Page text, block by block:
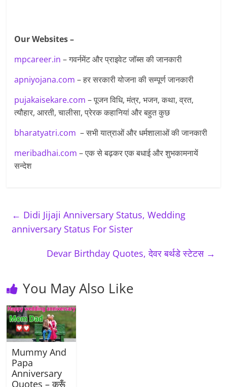
Our Websites –
mpcareer.in – गवर्नमेंट और प्राइवेट जॉब्‍स की जानकारी
apniyojana.com – हर सरकारी योजना की सम्पूर्ण जानकारी
pujakaisekare.com – पूजन विधि, मंत्र, भजन, कथा, व्रत,
त्यौहार, आरती, चालीसा, प्रेरक कहानियां और बहुत कुछ
bharatyatri.com – सभी यात्राओं और धर्मशालाओं की जानकारी
meribadhai.com – एक से बढ़कर एक बधाई और शुभकामनायें
सन्देश
← Didi Jijaji Anniversary Status, Wedding
anniversary Status For Sister
Devar Birthday Quotes, देवर बर्थडे स्टेटस →
You May Also Like
Mummy And
Papa
Anniversary
Quotes – करूँ